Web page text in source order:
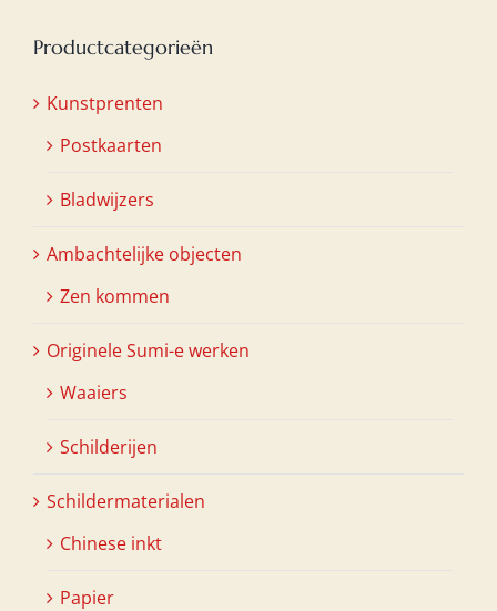
Productcategorieën
Kunstprenten
Postkaarten
Bladwijzers
Ambachtelijke objecten
Zen kommen
Originele Sumi-e werken
Waaiers
Schilderijen
Schildermaterialen
Chinese inkt
Papier